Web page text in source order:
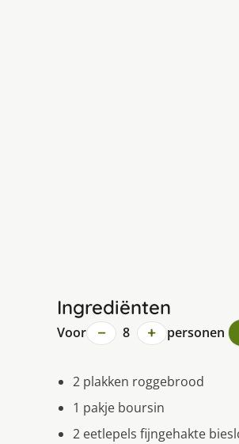
Ingrediënten
Voor − 8 + personen
2 plakken roggebrood
1 pakje boursin
2 eetlepels fijngehakte